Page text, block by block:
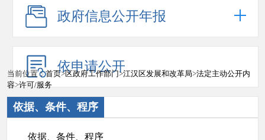
政府信息公开年报
依申请公开
当前位置：首页>区政府工作部门>江汉区发展和改革局>法定主动公开内
容>许可/服务
依据、条件、程序
依据、条件、程序